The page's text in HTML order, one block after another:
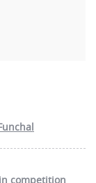
competition